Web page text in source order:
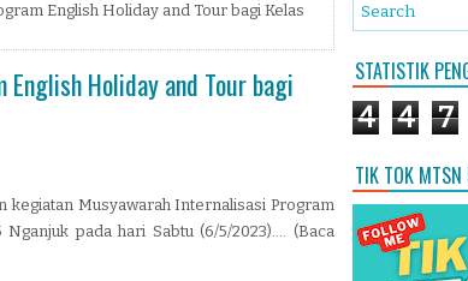
English Holiday and Tour bagi Kelas
Holiday and Tour bagi
kegiatan Musyawarah Internalisasi Program
pada hari Sabtu (6/5/2023).... (Baca
STATISTIK
4 4 7
TIK TOK